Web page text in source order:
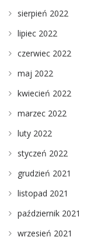
sierpień 2022
lipiec 2022
czerwiec 2022
maj 2022
kwiecień 2022
marzec 2022
luty 2022
styczeń 2022
grudzień 2021
listopad 2021
październik 2021
wrzesień 2021